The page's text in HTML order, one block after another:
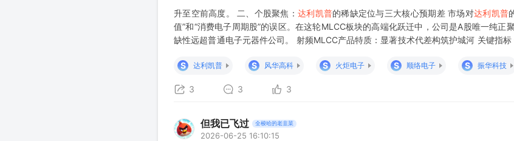
升至空前高度。 二、个股聚焦： 达利凯普的稀缺定位与三大核心预期差 市场对达利凯普
值”和“消费电子周期股”的误区。在这轮MLCC板块的高端化跃迁中，公司是A股唯一纯正
缺性远超普通电子元器件公司。 射频MLCC产品特质：显著技术代差构筑护城河 关键指
S
达利凯普 S 风华高科 S 火炬电子 S 顺络电子 S 振华科技
3 3 3
但我已飞过 全梭哈的老韭菜
2026-06-25 16:10:15